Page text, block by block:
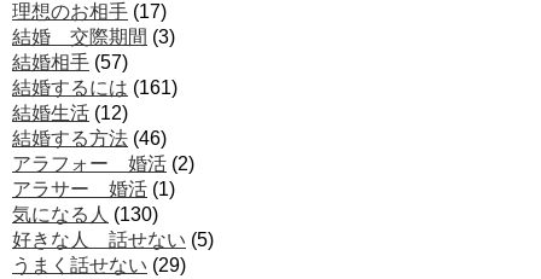
理想のお相手 (17)
結婚 交際期間 (3)
結婚相手 (57)
結婚するには (161)
結婚生活 (12)
結婚する方法 (46)
アラフォー 婚活 (2)
アラサー 婚活 (1)
気になる人 (130)
好きな人 話せない (5)
うまく話せない (29)